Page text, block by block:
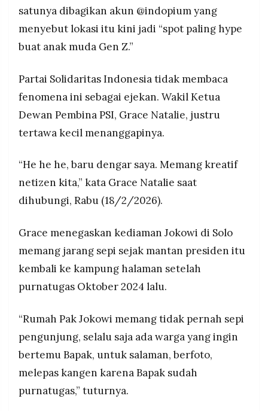
PT.
MEDIA
satunya dibagikan akun @indopium yang
menyebut lokasi itu kini jadi “spot paling hype
buat anak muda Gen Z.”
Partai Solidaritas Indonesia tidak membaca
fenomena ini sebagai ejekan. Wakil Ketua
Dewan Pembina PSI, Grace Natalie, justru
tertawa kecil menanggapinya.
“He he he, baru dengar saya. Memang kreatif
netizen kita,” kata Grace Natalie saat
dihubungi, Rabu (18/2/2026).
Grace menegaskan kediaman Jokowi di Solo
memang jarang sepi sejak mantan presiden itu
kembali ke kampung halaman setelah
purnatugas Oktober 2024 lalu.
“Rumah Pak Jokowi memang tidak pernah sepi
pengunjung, selalu saja ada warga yang ingin
bertemu Bapak, untuk salaman, berfoto,
melepas kangen karena Bapak sudah
purnatugas,” tuturnya.